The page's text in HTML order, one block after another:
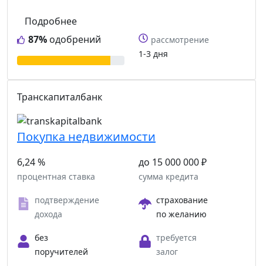
87% одобрений
Подробнее
рассмотрение
1-3 дня
Транскапиталбанк
Покупка недвижимости
6,24 %
процентная ставка
до 15 000 000 ₽
сумма кредита
подтверждение
дохода
страхование
по желанию
без
поручителей
требуется
залог